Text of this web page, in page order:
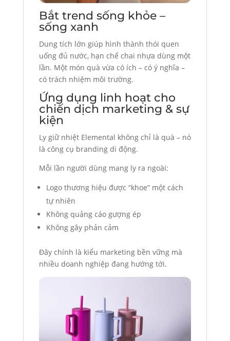
Bắt trend sống khỏe –
sống xanh
Dung tích lớn giúp hình thành thói quen
uống đủ nước, hạn chế chai nhựa dùng một
lần. Một món quà vừa có ích – có ý nghĩa –
có trách nhiệm môi trường.
Ứng dụng linh hoạt cho
chiến dịch marketing & sự
kiện
Ly giữ nhiệt Elemental không chỉ là quà – nó
là công cụ branding di động.
Mỗi lần người dùng mang ly ra ngoài:
Logo thương hiệu được “khoe” một cách
tự nhiên
Không quảng cáo gượng ép
Không gây phản cảm
Đây chính là kiểu marketing bền vững mà
nhiều doanh nghiệp đang hướng tới.